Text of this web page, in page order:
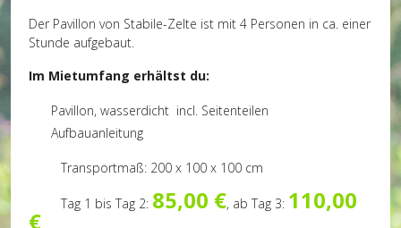
Der Pavillon von Stabile-Zelte ist mit 4 Personen in ca. einer
Stunde aufgebaut.
Im Mietumfang erhältst du:
Pavillon, wasserdicht incl. Seitenteilen
Aufbauanleitung
Transportmaß: 200 x 100 x 100 cm
Tag 1 bis Tag 2: 85,00 €, ab Tag 3: 110,00
€